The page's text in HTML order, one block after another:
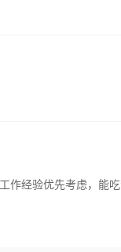
作经验优先考虑，能